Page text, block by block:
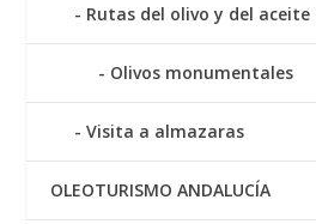
Rutas del olivo y del aceite
Olivos monumentales
Visita a almazaras
OLEOTURISMO ANDALUCÍA